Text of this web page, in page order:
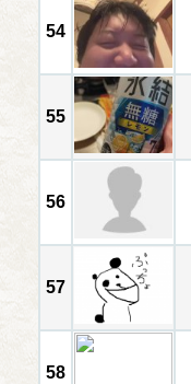
54
55
56
57
58